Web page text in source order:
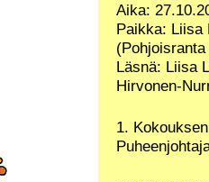
Aika:
Paikka: Liisa
(Pohjoisranta
Läsnä: Liisa
Hirvonen-
1.